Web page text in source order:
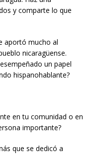
y comparte lo que
aportó mucho al
nicaragüense.
un papel
hispanohablante?
en tu comunidad o en
importante?
que se dedicó a